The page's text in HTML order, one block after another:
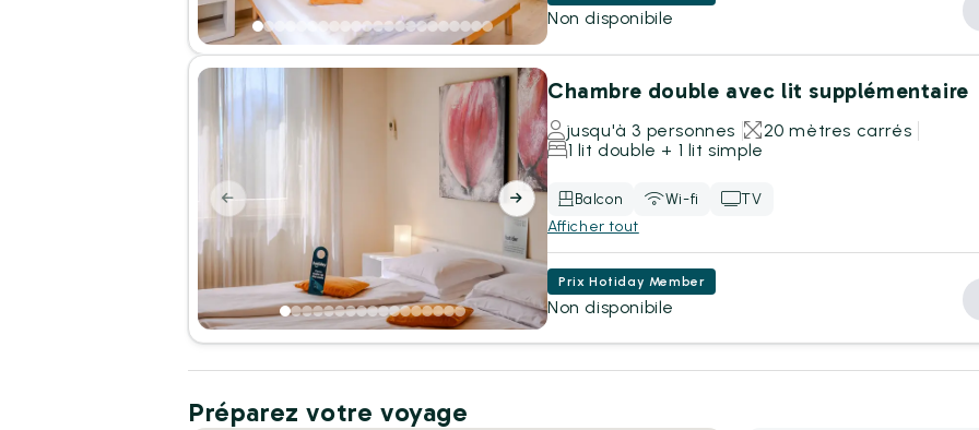
Non disponibile
Chambre double avec lit supplémentaire
jusqu'à 3 personnes
20 mètres carrés
1 lit double + 1 lit simple
Balcon Wi-fi
TV
Afficher tout
Prix Hotiday Member
Non disponibile
Préparez votre voyage